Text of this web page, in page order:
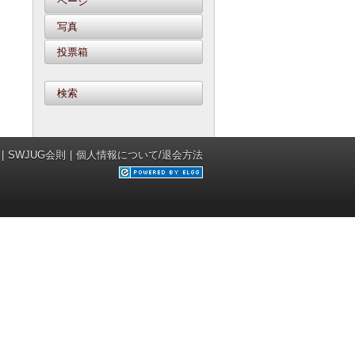
写真
投票箱
検索
SWJUG会則 個人情報について/退会方法